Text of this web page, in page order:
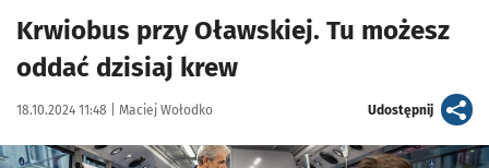
Krwiobus przy Oławskiej. Tu możesz
oddać dzisiaj krew
Data publikacji:
18.10.2024 11:48 | Autor:
Maciej Wołodko Udostępnijartykuł
Kliknij, aby zobaczyć galerię